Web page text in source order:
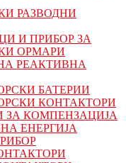
РАЗВОДНИ
И ПРИБОР ЗА
ОРМАРИ
РЕАКТИВНА
БАТЕРИИ
КОНТАКТОРИ
ЗА КОМПЕНЗАЦИЈА
ЕНЕРГИЈА